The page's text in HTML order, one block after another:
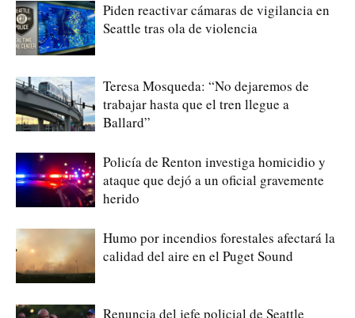
Piden reactivar cámaras de vigilancia en
Seattle tras ola de violencia
Teresa Mosqueda: “No dejaremos de
trabajar hasta que el tren llegue a
Ballard”
Policía de Renton investiga homicidio y
ataque que dejó a un oficial gravemente
herido
Humo por incendios forestales afectará la
calidad del aire en el Puget Sound
Renuncia del jefe policial de Seattle